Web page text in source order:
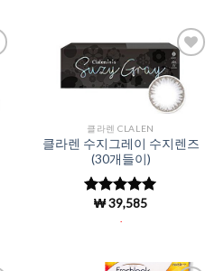
Add to
Wishlist
클라렌 CLALEN
클라렌 수지그레이 수지렌즈
(30개들이)
5 중에서
로 평
₩39,585